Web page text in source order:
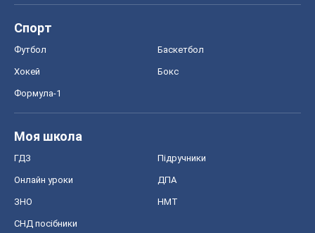
Спорт
Футбол Баскетбол
Хокей Бокс
Формула-1
Моя школа
ГДЗ Підручники
Онлайн уроки ДПА
ЗНО НМТ
СНД посібники